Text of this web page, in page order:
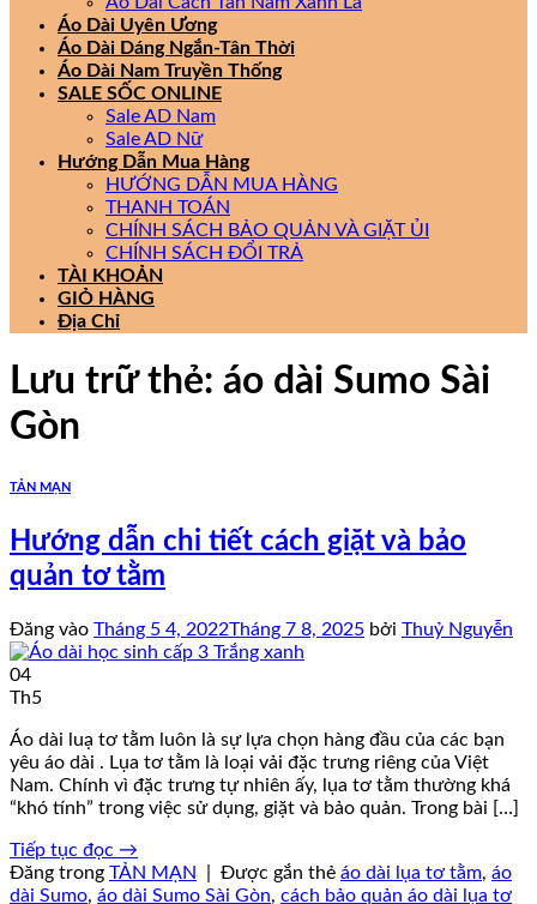
Áo Dài Uyên Ương
Áo Dài Dáng Ngắn-Tân Thời
Áo Dài Nam Truyền Thống
SALE SỐC ONLINE
Sale AD Nam
Sale AD Nữ
Hướng Dẫn Mua Hàng
HƯỚNG DẪN MUA HÀNG
THANH TOÁN
CHÍNH SÁCH BẢO QUẢN VÀ GIẶT ỦI
CHÍNH SÁCH ĐỔI TRẢ
TÀI KHOẢN
GIỎ HÀNG
Địa Chỉ
Lưu trữ thẻ: áo dài Sumo Sài
Gòn
TẢN MẠN
Hướng dẫn chi tiết cách giặt và bảo
quản tơ tằm
Đăng vào Tháng 5 4, 2022Tháng 7 8, 2025 bởi Thuỷ Nguyễn
04
Th5
Áo dài luạ tơ tằm luôn là sự lựa chọn hàng đầu của các bạn
yêu áo dài . Lụa tơ tằm là loại vải đặc trưng riêng của Việt
Nam. Chính vì đặc trưng tự nhiên ấy, lụa tơ tằm thường khá
“khó tính” trong việc sử dụng, giặt và bảo quản. Trong bài […]
Tiếp tục đọc →
Đăng trong TẢN MẠN Được gắn thẻ áo dài lụa tơ tằm, áo
dài Sumo, áo dài Sumo Sài Gòn, cách bảo quản áo dài lụa tơ